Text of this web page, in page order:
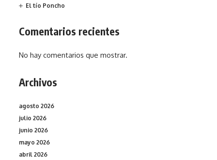
El tío Poncho
Comentarios recientes
No hay comentarios que mostrar.
Archivos
agosto 2026
julio 2026
junio 2026
mayo 2026
abril 2026